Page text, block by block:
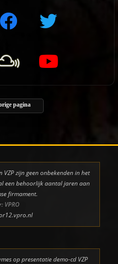
pagina
zijn geen onbekenden in het
een behoorlijk aantal jaren aan
firmament.
VPRO
op presentatie demo-cd VZP